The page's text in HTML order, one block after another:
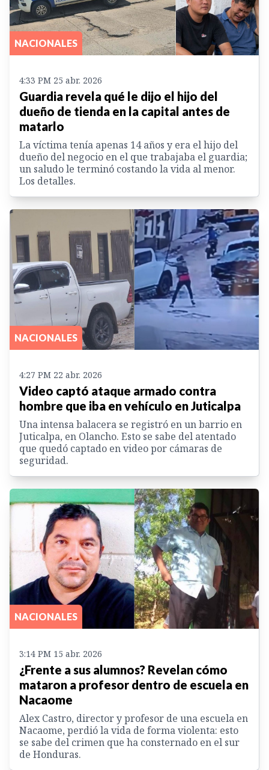
NACIONALES
4:33 PM 25 abr. 2026
Guardia revela qué le dijo el hijo del
dueño de tienda en la capital antes de
matarlo
La víctima tenía apenas 14 años y era el hijo del
dueño del negocio en el que trabajaba el guardia;
un saludo le terminó costando la vida al menor.
Los detalles.
NACIONALES
4:27 PM 22 abr. 2026
Video captó ataque armado contra
hombre que iba en vehículo en Juticalpa
Una intensa balacera se registró en un barrio en
Juticalpa, en Olancho. Esto se sabe del atentado
que quedó captado en video por cámaras de
seguridad.
NACIONALES
3:14 PM 15 abr. 2026
¿Frente a sus alumnos? Revelan cómo
mataron a profesor dentro de escuela en
Nacaome
Alex Castro, director y profesor de una escuela en
Nacaome, perdió la vida de forma violenta: esto
se sabe del crimen que ha consternado en el sur
de Honduras.